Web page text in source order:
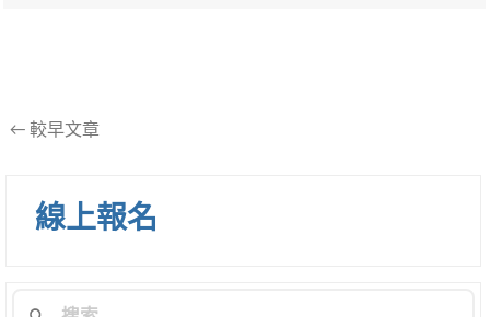
文
← 較早文章
線上報名